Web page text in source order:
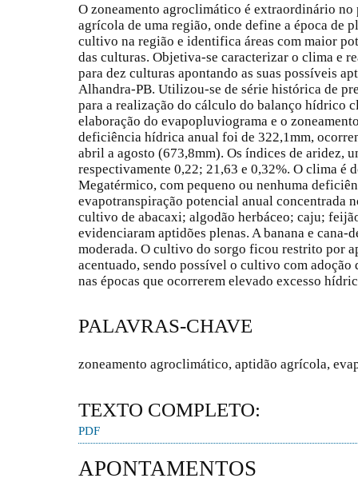
O zoneamento agroclimático é extraordinário
agrícola de uma região, onde define a época de
cultivo na região e identifica áreas com maior
das culturas. Objetiva-se caracterizar o clima e
para dez culturas apontando as suas possíveis
Alhandra-PB. Utilizou-se de série histórica de
para a realização do cálculo do balanço hídrico
elaboração do evapopluviograma e o
deficiência hídrica anual foi de 322,1mm,
abril a agosto (673,8mm). Os índices de aridez,
respectivamente 0,22; 21,63 e 0,32%. O clima é
Megatérmico, com pequeno ou nenhuma
evapotranspiração potencial anual concentrada
cultivo de abacaxi; algodão herbáceo; caju;
evidenciaram aptidões plenas. A banana e cana-
moderada. O cultivo do sorgo ficou restrito por
acentuado, sendo possível o cultivo com adoção
nas épocas que ocorrerem elevado excesso
PALAVRAS-CHAVE
zoneamento agroclimático, aptidão agrícola,
TEXTO COMPLETO:
PDF
APONTAMENTOS